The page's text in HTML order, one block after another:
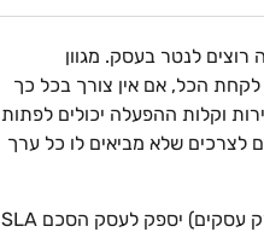
לנטר בעסק. מגוון
לקחת הכל, אם אין צורך בכל כך
וקלות ההפעלה יכולים לפתות
לצרכים שלא מביאים לו כל ערך
אסור גם לשכוח לדרוש, שספק השירות (בזק עסקים) יספק לעסק הסכם SLA